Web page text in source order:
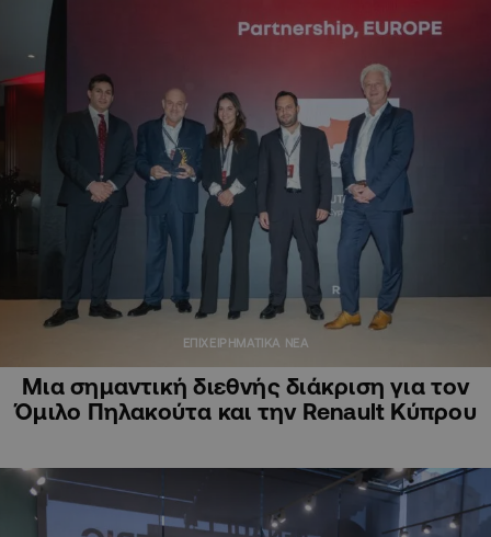
ΕΠΙΧΕΙΡΗΜΑΤΙΚΑ ΝΕΑ
Μια σημαντική διεθνής διάκριση για τον
Όμιλο Πηλακούτα και την Renault Κύπρου